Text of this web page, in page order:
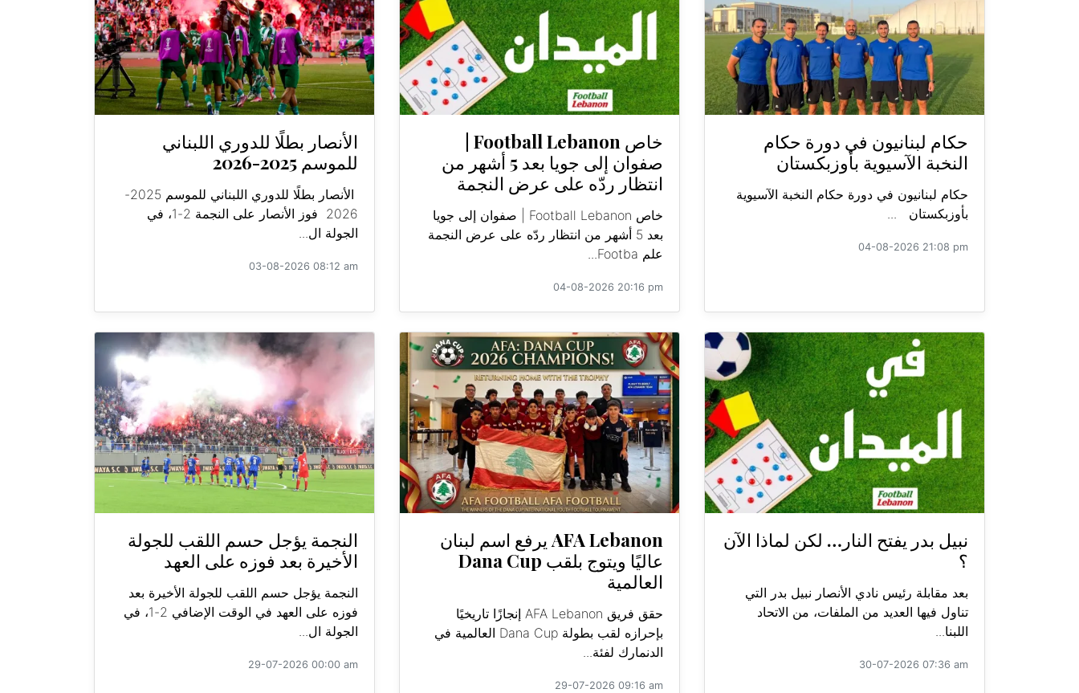
حكام لبنانيون في دورة حكام
النخبة الآسيوية بأوزبكستان
حكام لبنانيون في دورة حكام النخبة الآسيوية
بأوزبكستان ...
04-08-2026 21:08 pm
صفوان إلى جويا بعد 5 أشهر من
انتظار ردّه على عرض النجمة
خاص Football Lebanon | صفوان إلى جويا
بعد 5 أشهر من انتظار ردّه على عرض النجمة
علم Footba...
04-08-2026 20:16 pm
الأنصار بطلًا للدوري اللبناني
للموسم 2025-2026
الأنصار بطلًا للدوري اللبناني للموسم 2025-
2026 فوز الأنصار على النجمة 2-1، في
الجولة ال...
03-08-2026 08:12 am
نبيل بدر يفتح النار… لكن لماذا الآن
؟
بعد مقابلة رئيس نادي الأنصار نبيل بدر التي
تناول فيها العديد من الملفات، من الاتحاد
اللبنا...
30-07-2026 07:36 am
AFA Lebanon يرفع اسم لبنان
عاليًا ويتوج بلقب Dana Cup
العالمية
حقق فريق AFA Lebanon إنجازًا تاريخيًا
بإحرازه لقب بطولة Dana Cup العالمية في
الدنمارك لفئة...
29-07-2026 09:16 am
النجمة يؤجل حسم اللقب للجولة
الأخيرة بعد فوزه على العهد
النجمة يؤجل حسم اللقب للجولة الأخيرة بعد
فوزه على العهد في الوقت الإضافي 2-1، في
الجولة ال...
29-07-2026 00:00 am